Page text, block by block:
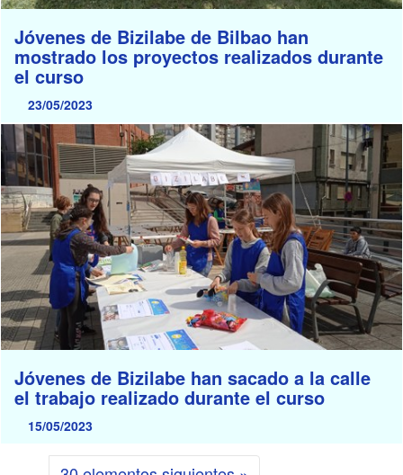
Jóvenes de Bizilabe de Bilbao han
mostrado los proyectos realizados durante
el curso
23/05/2023
Jóvenes de Bizilabe han sacado a la calle
el trabajo realizado durante el curso
15/05/2023